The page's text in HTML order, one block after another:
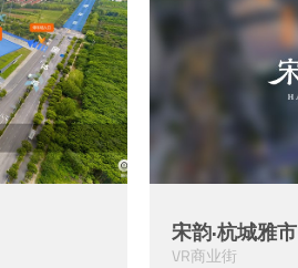
宋韵·杭城雅市
VR商业街